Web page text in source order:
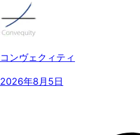
コンヴェクィティ
2026年8月5日